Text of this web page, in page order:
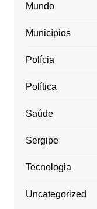
Mundo
Municípios
Polícia
Política
Saúde
Sergipe
Tecnologia
Uncategorized